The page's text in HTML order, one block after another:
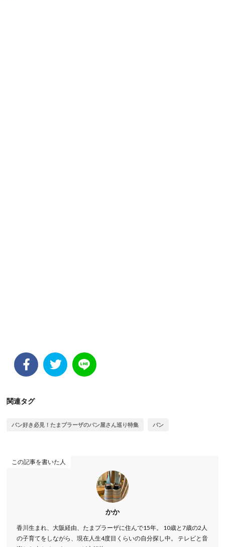
関連タグ
パン好き必見！たまプラーザのパン屋さん巡り特集 パン
この記事を書いた人
かか
香川生まれ、大阪経由、たまプラーザに住んで15年。 10歳と7歳の2人
の子育てをしながら、現在人生4度目くらいの自分探し中。 テレビと音